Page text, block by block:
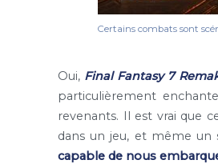
Certains combats sont
Oui, Final Fantasy 7
particulièrement
revenants. Il est vrai que
dans un jeu, et même un
capable de nous